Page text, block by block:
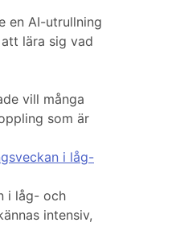
en AI-utrullning
lära sig vad
vill många
som är
i låg-
i låg- och
intensiv,